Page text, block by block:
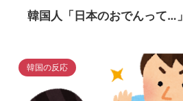
韓国人「日本のおでんって…」
韓国の反応